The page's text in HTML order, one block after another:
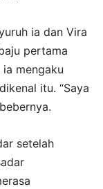
ia dan Vira
pertama
mengaku
itu. “Saya
setelah